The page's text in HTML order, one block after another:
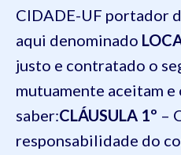
CIDADE-UF portador
aqui denominado
justo e contratado o
mutuamente aceitam e
saber:CLÁUSULA 1º –
responsabilidade do